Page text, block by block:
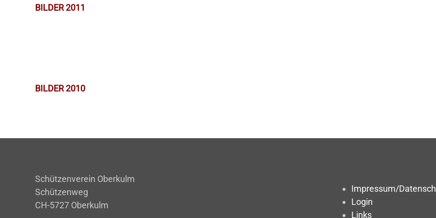
BILDER 2011
BILDER 2010
Schützenverein Oberkulm
Schützenweg
CH-5727 Oberkulm
Impressum/
Login
Links